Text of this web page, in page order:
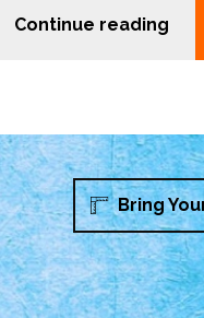
Continue reading
Bring